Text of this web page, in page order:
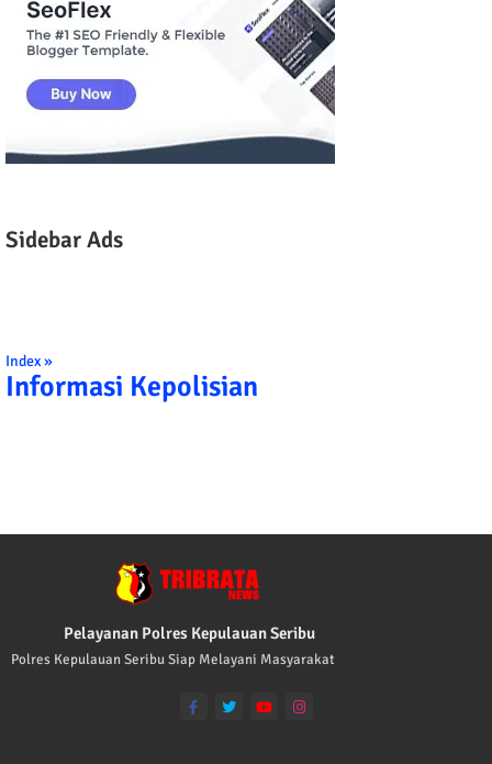
Sidebar Ads
Index »
Informasi Kepolisian
Pelayanan Polres Kepulauan Seribu
Polres Kepulauan Seribu Siap Melayani Masyarakat